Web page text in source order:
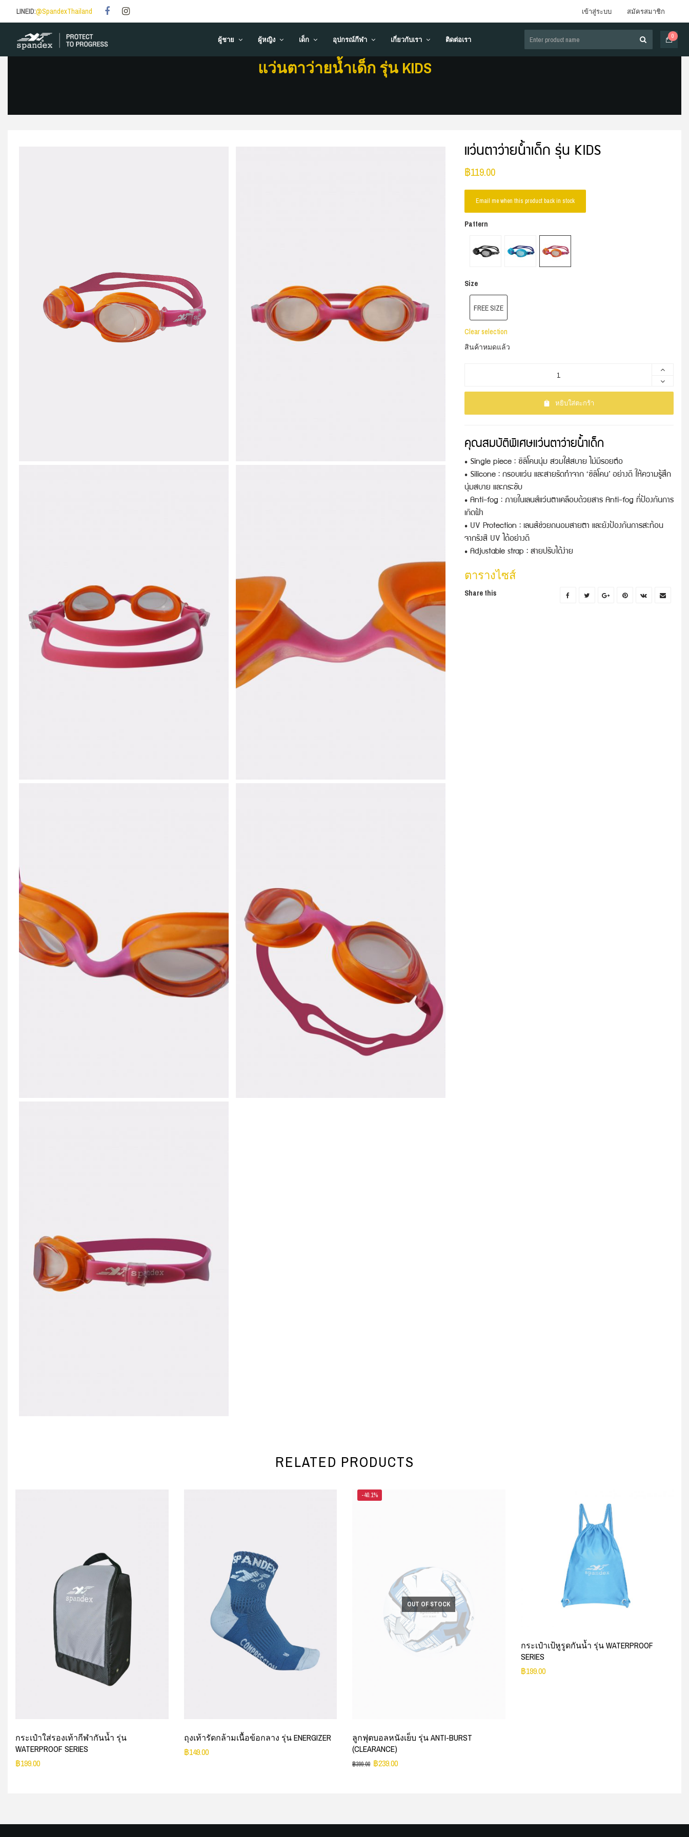
LINEID:@SpandexThailand เข้าสู่ระบบ สมัครสมาชิก
ผู้ชาย ผู้หญิง เด็ก อุปกรณ์กีฬา เกี่ยวกับเรา ติดต่อเรา 0
แว่นตาว่ายน้ำเด็ก รุ่น KIDS
แว่นตาว่ายน้ำเด็ก รุ่น KIDS
฿119.00
คุณสมบัติพิเศษแว่นตาว่ายน้ำเด็ก
• Single piece : ซิลิโคนนุ่ม สวมใส่สบาย ไม่มีรอยต่อ
• Silicone : กรอบแว่น และสายรัดทำจาก ‘ซิลิโคน’ อย่างดี ให้ความรู้สึก
นุ่มสบาย และกระชับ
• Anti-fog : ภายในเลนส์แว่นตาเคลือบด้วยสาร Anti-fog ที่ป้องกันการ
เกิดฝ้า
• UV Protection : เลนส์ช่วยถนอมสายตา และยังป้องกันการสะท้อน
จากรังสี UV ได้อย่างดี
• Adjustable strap : สายปรับได้ง่าย
Email me when this product back in stock
Pattern
Size
FREE SIZE
Clear selection
สินค้าหมดแล้ว
หยิบใส่ตะกร้า
Share this
ตารางไซส์
RELATED PRODUCTS
กระเป๋าใส่รองเท้ากีฬากันน้ำ รุ่น
WATERPROOF SERIES
฿199.00
ถุงเท้ารัดกล้ามเนื้อข้อกลาง รุ่น ENERGIZER
฿149.00
-40.1%
OUT OF STOCK
ลูกฟุตบอลหนังเย็บ รุ่น ANTI-BURST
(CLEARANCE)
฿399.00 ฿239.00
กระเป๋าเป้หูรูดกันน้ำ รุ่น WATERPROOF
SERIES
฿199.00